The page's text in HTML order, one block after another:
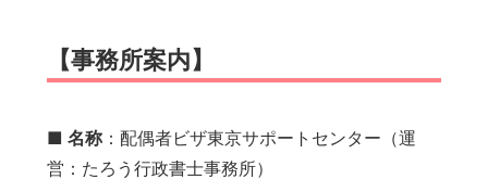
【事務所案内】
■ 名称：配偶者ビザ東京サポートセンター（運
営：たろう行政書士事務所）